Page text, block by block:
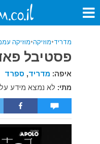
מדריד•מוזיקה•מוזיקה
פסטיבל
איפה: מדריד, ספרד
מתי: לא נמצא מידע על